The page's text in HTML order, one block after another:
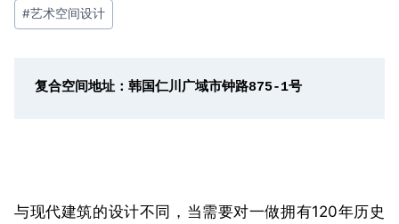
#艺术空间设计
复合空间地址：韩国仁川广域市钟路875-1号
与现代建筑的设计不同，当需要对一做拥有120年历史